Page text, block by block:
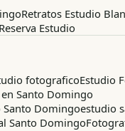
Retratos Estudio
Estudio
fotograficoEstudio
Santo Domingo
Domingoestudio
Santo Domingo